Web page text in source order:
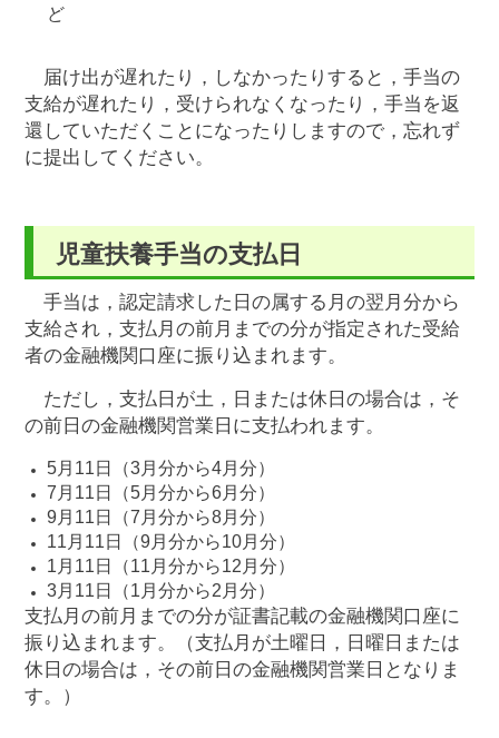
ど
届け出が遅れたり，しなかったりすると，手当の
支給が遅れたり，受けられなくなったり，手当を返
還していただくことになったりしますので，忘れず
に提出してください。
児童扶養手当の支払日
手当は，認定請求した日の属する月の翌月分から
支給され，支払月の前月までの分が指定された受給
者の金融機関口座に振り込まれます。
ただし，支払日が土，日または休日の場合は，そ
の前日の金融機関営業日に支払われます。
5月11日（3月分から4月分）
7月11日（5月分から6月分）
9月11日（7月分から8月分）
11月11日（9月分から10月分）
1月11日（11月分から12月分）
3月11日（1月分から2月分）
支払月の前月までの分が証書記載の金融機関口座に
振り込まれます。（支払月が土曜日，日曜日または
休日の場合は，その前日の金融機関営業日となりま
す。）